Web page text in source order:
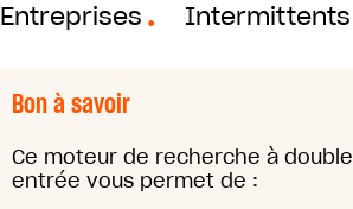
Entreprises Intermittents
Bon à savoir
Ce moteur de recherche à double
entrée vous permet de :